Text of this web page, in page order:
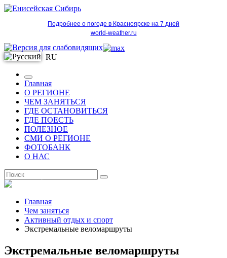
Подробнее о погоде в Красноярске на 7 дней
world-weather.ru
RU
Главная
О РЕГИОНЕ
ЧЕМ ЗАНЯТЬСЯ
ГДЕ ОСТАНОВИТЬСЯ
ГДЕ ПОЕСТЬ
ПОЛЕЗНОЕ
СМИ О РЕГИОНЕ
ФОТОБАНК
О НАС
Главная
Чем заняться
Активный отдых и спорт
Экстремальные веломаршруты
Экстремальные веломаршруты